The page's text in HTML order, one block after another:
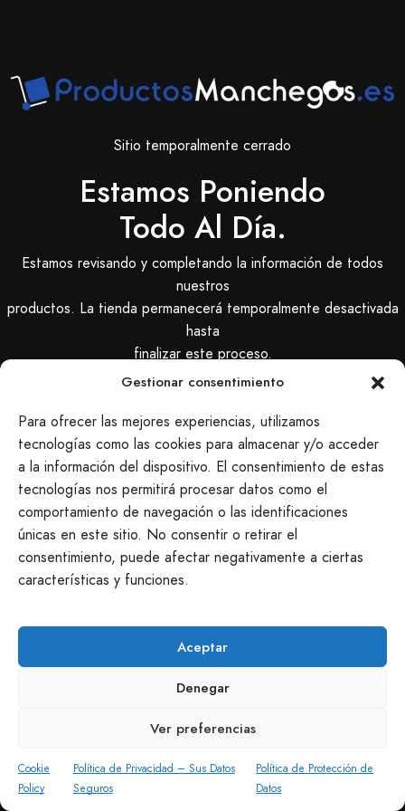
Gestionar consentimiento
Para ofrecer las mejores experiencias, utilizamos
tecnologías como las cookies para almacenar y/o acceder
a la información del dispositivo. El consentimiento de estas
tecnologías nos permitirá procesar datos como el
comportamiento de navegación o las identificaciones
únicas en este sitio. No consentir o retirar el
consentimiento, puede afectar negativamente a ciertas
características y funciones.
Aceptar
Denegar
Ver preferencias
Cookie
Policy
Política de Privacidad – Sus Datos
Seguros
Política de Protección de
Datos
Sitio temporalmente cerrado
Estamos Poniendo
Todo Al Día.
Estamos revisando y completando la información de todos
nuestros
productos. La tienda permanecerá temporalmente desactivada
hasta
finalizar este proceso.
Seguimos a tu disposición
info@productosmanchegos.es
645 968 551
Casasimarro · Cuenca